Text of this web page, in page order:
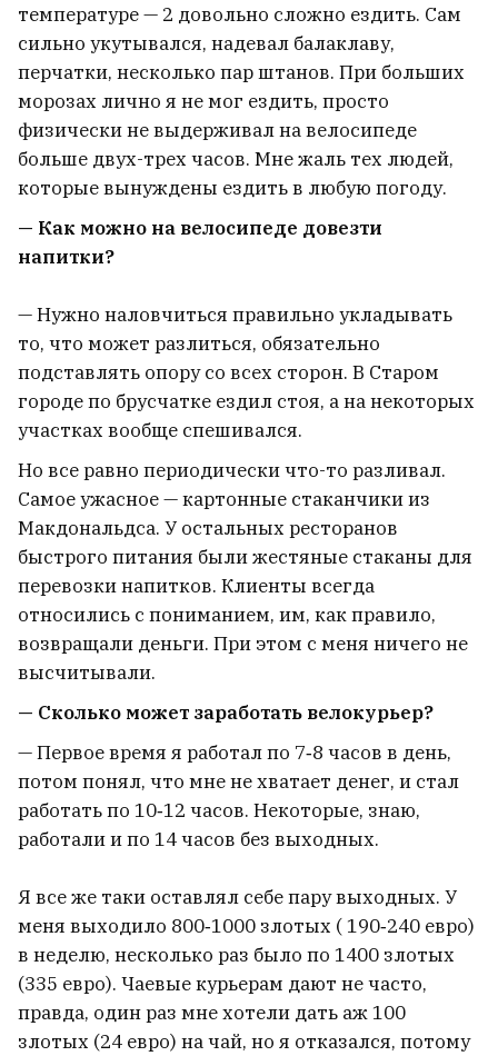
температуре — 2 довольно сложно ездить. Сам
сильно укутывался, надевал балаклаву,
перчатки, несколько пар штанов. При больших
морозах лично я не мог ездить, просто
физически не выдерживал на велосипеде
больше двух-трех часов. Мне жаль тех людей,
которые вынуждены ездить в любую погоду.
— Как можно на велосипеде довезти
напитки?
— Нужно наловчиться правильно укладывать
то, что может разлиться, обязательно
подставлять опору со всех сторон. В Старом
городе по брусчатке ездил стоя, а на некоторых
участках вообще спешивался.
Но все равно периодически что-то разливал.
Самое ужасное — картонные стаканчики из
Макдональдса. У остальных ресторанов
быстрого питания были жестяные стаканы для
перевозки напитков. Клиенты всегда
относились с пониманием, им, как правило,
возвращали деньги. При этом с меня ничего не
высчитывали.
— Сколько может заработать велокурьер?
— Первое время я работал по 7‑8 часов в день,
потом понял, что мне не хватает денег, и стал
работать по 10‑12 часов. Некоторые, знаю,
работали и по 14 часов без выходных.
Я все же таки оставлял себе пару выходных. У
меня выходило 800‑1000 злотых ( 190‑240 евро)
в неделю, несколько раз было по 1400 злотых
(335 евро). Чаевые курьерам дают не часто,
правда, один раз мне хотели дать аж 100
злотых (24 евро) на чай, но я отказался, потому